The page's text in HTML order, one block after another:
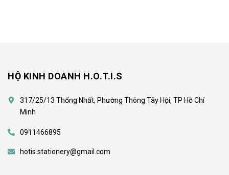
HỘ KINH DOANH H.O.T.I.S
317/25/13 Thống Nhất, Phường Thông Tây Hội, TP Hồ Chí
Minh
0911466895
hotis.stationery@gmail.com